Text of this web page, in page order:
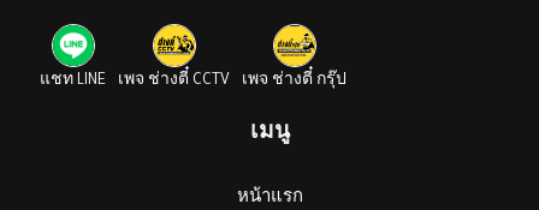
แชท LINE เพจ ช่างตี๋ CCTV เพจ ช่างตี๋ กรุ๊ป
เมนู
หน้าแรก